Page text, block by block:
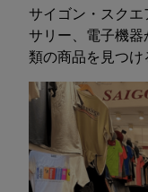
サイゴン・スク
サリー、電子機
類の商品を見つけ